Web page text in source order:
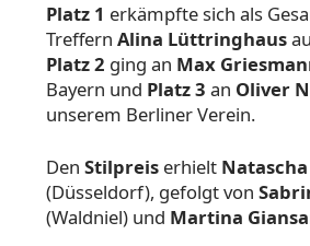
Platz 1 erkämpfte sich als
Treffern Alina Lüttringhaus
Platz 2 ging an Max
Bayern und Platz 3 an Oliver
unserem Berliner Verein.
Den Stilpreis erhielt
(Düsseldorf), gefolgt von
(Waldniel) und Martina